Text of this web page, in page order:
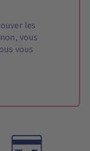
les
vous
vous